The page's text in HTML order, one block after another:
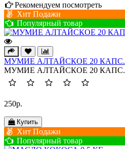
Рекомендуем посмотреть
Хит Подажи
Популярный товар
МУМИЕ АЛТАЙСКОЕ 20 КАПС.
МУМИЕ АЛТАЙСКОЕ 20 КАПС.
250р.
Купить
Хит Подажи
Популярный товар